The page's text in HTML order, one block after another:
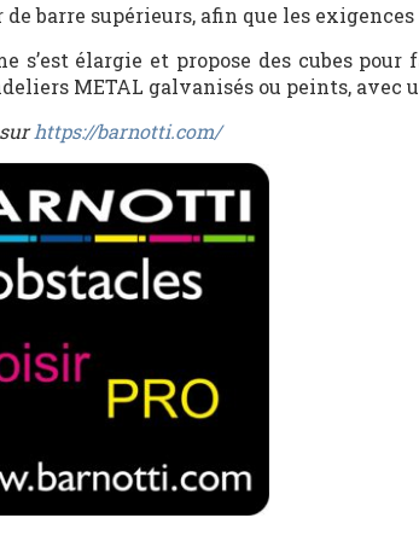
de barre supérieurs, afin que les
s’est élargie et propose des cubes
METAL galvanisés ou peints,
https://barnotti.com/